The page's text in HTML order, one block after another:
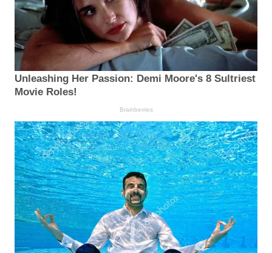
Unleashing Her Passion: Demi Moore's 8 Sultriest
Movie Roles!
Brainberries